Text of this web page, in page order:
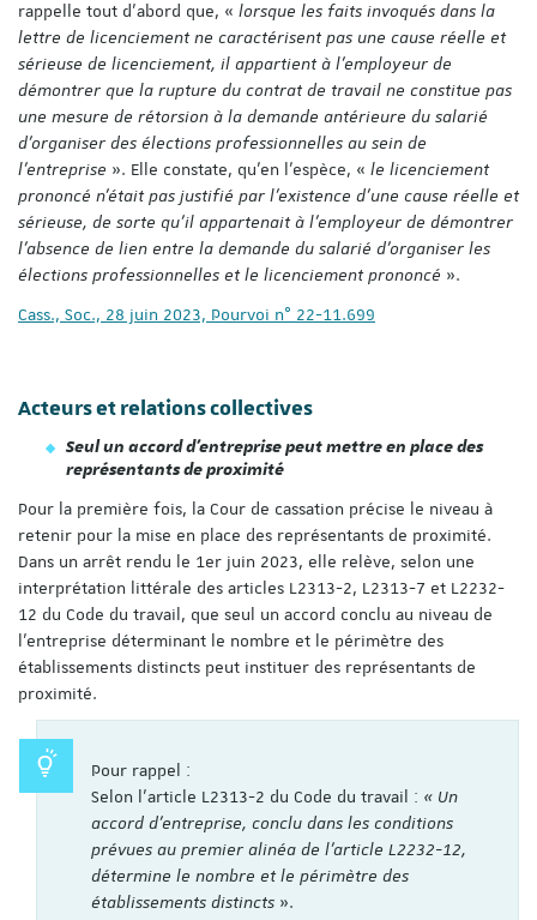
rappelle tout d’abord que, « lorsque les faits invoqués dans la
lettre de licenciement ne caractérisent pas une cause réelle et
sérieuse de licenciement, il appartient à l'employeur de
démontrer que la rupture du contrat de travail ne constitue pas
une mesure de rétorsion à la demande antérieure du salarié
d'organiser des élections professionnelles au sein de
l'entreprise ». Elle constate, qu’en l’espèce, « le licenciement
prononcé n'était pas justifié par l'existence d'une cause réelle et
sérieuse, de sorte qu'il appartenait à l'employeur de démontrer
l'absence de lien entre la demande du salarié d'organiser les
élections professionnelles et le licenciement prononcé ».
Cass., Soc., 28 juin 2023, Pourvoi n° 22-11.699
Acteurs et relations collectives
Seul un accord d’entreprise peut mettre en place des
représentants de proximité
Pour la première fois, la Cour de cassation précise le niveau à
retenir pour la mise en place des représentants de proximité.
Dans un arrêt rendu le 1er juin 2023, elle relève, selon une
interprétation littérale des articles L2313-2, L2313-7 et L2232-
12 du Code du travail, que seul un accord conclu au niveau de
l’entreprise déterminant le nombre et le périmètre des
établissements distincts peut instituer des représentants de
proximité.
Pour rappel :
Selon l’article L2313-2 du Code du travail : « Un
accord d'entreprise, conclu dans les conditions
prévues au premier alinéa de l'article L2232-12,
détermine le nombre et le périmètre des
établissements distincts ».